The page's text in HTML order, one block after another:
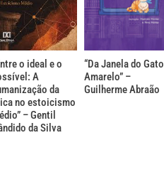
o ideal e o
A
da
no estoicismo
– Gentil
da Silva
“Da Janela do Gato
Amarelo” –
Guilherme Abraão